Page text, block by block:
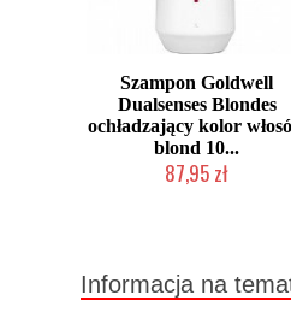
Szampon Goldwell
Dualsenses Blondes
ochładzający kolor
blond 10...
87,95 zł
Informacja na